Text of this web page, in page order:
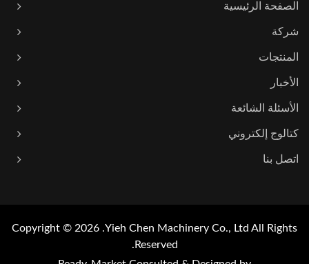
الصفحة الرئيسية
شركة
المنتجات
الأخبار
الأسئلة الشائعة
كتالوج إلكتروني
اتصل بنا
Copyright © 2026 Yieh Chen Machinery Co., Ltd. All Rights
Reserved.